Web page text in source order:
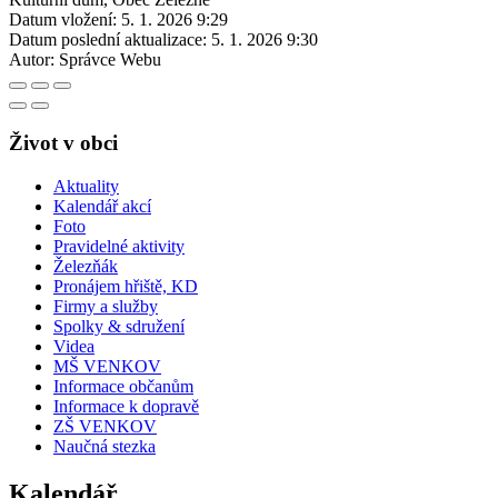
Datum vložení: 5. 1. 2026 9:29
Datum poslední aktualizace: 5. 1. 2026 9:30
Autor: Správce Webu
Život v obci
Aktuality
Kalendář akcí
Foto
Pravidelné aktivity
Železňák
Pronájem hřiště, KD
Firmy a služby
Spolky & sdružení
Videa
MŠ VENKOV
Informace občanům
Informace k dopravě
ZŠ VENKOV
Naučná stezka